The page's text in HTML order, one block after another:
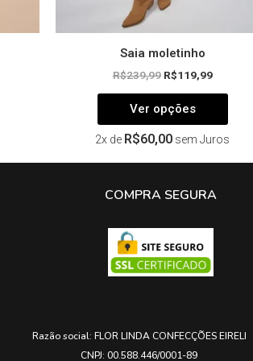
Saia moletinho
R$239,99 R$119,99
Ver opções
2x de R$60,00 sem Juros
COMPRA SEGURA
Razão social: FLOR LINDA CONFECÇÕES EIRELI
CNPJ: 00.588.446/0001-89